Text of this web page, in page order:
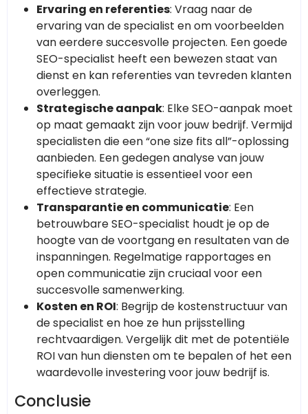
Ervaring en referenties: Vraag naar de
ervaring van de specialist en om voorbeelden
van eerdere succesvolle projecten. Een goede
SEO-specialist heeft een bewezen staat van
dienst en kan referenties van tevreden klanten
overleggen.
Strategische aanpak: Elke SEO-aanpak moet
op maat gemaakt zijn voor jouw bedrijf. Vermijd
specialisten die een “one size fits all”-oplossing
aanbieden. Een gedegen analyse van jouw
specifieke situatie is essentieel voor een
effectieve strategie.
Transparantie en communicatie: Een
betrouwbare SEO-specialist houdt je op de
hoogte van de voortgang en resultaten van de
inspanningen. Regelmatige rapportages en
open communicatie zijn cruciaal voor een
succesvolle samenwerking.
Kosten en ROI: Begrijp de kostenstructuur van
de specialist en hoe ze hun prijsstelling
rechtvaardigen. Vergelijk dit met de potentiële
ROI van hun diensten om te bepalen of het een
waardevolle investering voor jouw bedrijf is.
Conclusie